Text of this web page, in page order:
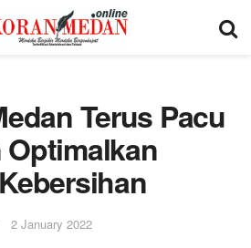
Terus Pacu
Optimalkan
2 January 2022